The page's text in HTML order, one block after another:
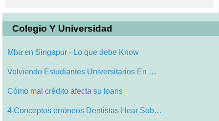
Colegio Y Universidad
Mba en Singapur - Lo que debe Know
Volviendo Estudiantes Universitarios En …
Cómo mal crédito afecta su loans
4 Conceptos erróneos Dentistas Hear Sob…